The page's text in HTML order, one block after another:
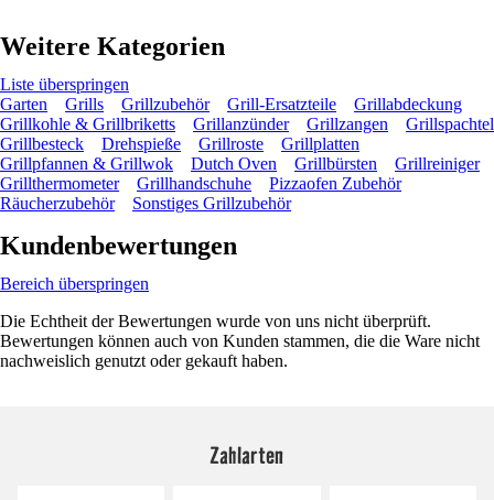
Weitere Kategorien
Liste überspringen
Garten
Grills Grillzubehör Grill-Ersatzteile
Grillabdeckung
Grillkohle & Grillbriketts
Grillanzünder Grillzangen
Grillspachtel
Grillbesteck
Drehspieße Grillroste
Grillplatten
Grillpfannen & Grillwok
Dutch Oven Grillbürsten
Grillreiniger
Grillthermometer
Grillhandschuhe
Pizzaofen Zubehör
Räucherzubehör
Sonstiges Grillzubehör
Kundenbewertungen
Bereich überspringen
Die Echtheit der Bewertungen wurde von uns nicht überprüft.
Bewertungen können auch von Kunden stammen, die die Ware nicht
nachweislich genutzt oder gekauft haben.
Zahlarten